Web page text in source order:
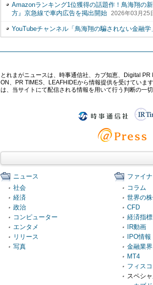
Amazonランキング1位獲得の話題作！鳥海翔の
方』京急線で車内広告を掲出開始
2026年03月25
YouTubeチャンネル「鳥海翔の騙されない金融学
とれまがニュースは、時事通信社、カブ知恵、Digital
ON、PR TIMES、LEAFHIDEから情報提供を受けていま
は、当サイトにて配信される情報を用いて行う判断の一
ニュース
社会
経済
政治
コンピューター
エンタメ
リリース
写真
ファイ
コラム
世界の
CFD
経済指標
IR動画
IPO情報
金融業
MT4
フィスコ
スペシ